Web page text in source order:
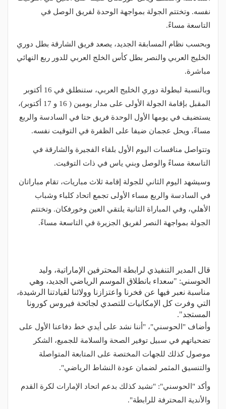
نفسه. وتختتم الجولة بمواجهة الوحدة لفريق الوصل في
التاسعة مساءً.
وبحسب نظام المسابقة الجديد، يصعد فريق الشارقة بطل دوري
الخليج العربي والنصر بطل كأس الخلج العربي للدور ربع النهائي
مباشرة.
وبالنسبة لبطولة دوري الخليج العربي، ستنطلق في 16 أكتوبر
المقبل بإقامة الجولة الأولى على مدار يومين ( 16 و 17 أكتوبر)،
يستضيف في يومها الأول الوحدة فريق حتا في السادسة والربع
مساءً، ويحل عجمان ضيفا على الظفرة في التوقيت نفسه.
وتتواصل منافسات اليوم الأول بلقاء الفجيرة والشارقة في
التاسعة مساءً والوصل وبني ياس في ذات التوقيت.
وسيشهد اليوم الثاني للجولة إقامة ثلاث مباريات، تقام مباراتان
في السادسة والربع مساء الأولى تجمع اتحاد كلباء وشباب
الأهلي، وفي المباراة الثانية يلتقي العين وخورفكان. وتختتم
الجولة بمواجهة النصر لفريق الجزيرة في التاسعة مساءً.
قال المدير التنفيذي لرابطة المحترفين الإماراتية، وليد
الحوسني: "سعداء بانطلاق الموسم الرياضي الجديد، وهي
مناسبة نعبر فيها عن فخرنا واعتزازنا وولائنا لقيادتنا الرشيدة،
التي وفرت كل الإمكانيات للتصدي لجائحة فيروس كورونا
المستجد".
وأضاف "الحوسني"، "أننا نشد على أيدي خط دفاعنا الأول على
تضحياتهم في سبيل توفير الصحة والسلامة للجميع، الشكر
موصول كذلك للجهات المختصة على المتابعة المتواصلة
والتنسيق المثمر لضمان عودة النشاط الرياضي".
وأكد "الحوسني": "نشيد كذلك بدعم اتحاد الإمارات لكرة القدم
والأندية المحترفة للرابطة".